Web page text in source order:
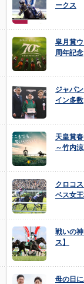
ークス
皐月賞
周年記念
ジャパ
イン多数
天皇賞
～竹内
クロコ
ベス女王
戦いの
ス】
母の日